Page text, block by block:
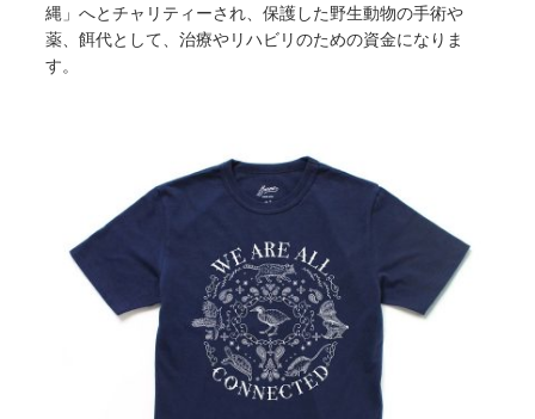
縄」へとチャリティーされ、保護した野生動物の手術や
薬、餌代として、治療やリハビリのための資金になりま
す。